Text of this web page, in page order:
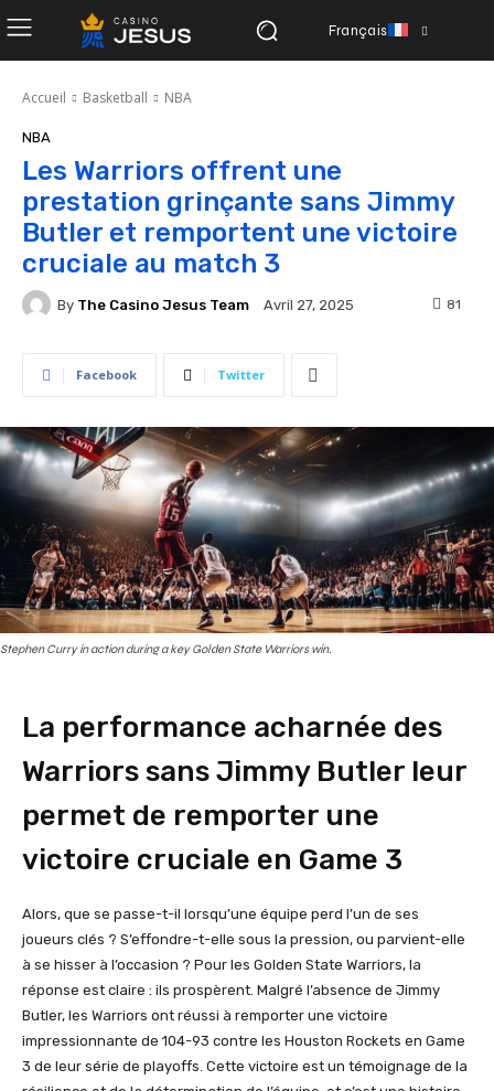
Français
Accueil Basketball NBA
NBA
Les Warriors offrent une
prestation grinçante sans Jimmy
Butler et remportent une victoire
cruciale au match 3
By The Casino Jesus Team Avril 27, 2025 81
Facebook Twitter
Stephen Curry in action during a key Golden State Warriors win.
La performance acharnée des
Warriors sans Jimmy Butler leur
permet de remporter une
victoire cruciale en Game 3
Alors, que se passe-t-il lorsqu’une équipe perd l’un de ses
joueurs clés ? S’effondre-t-elle sous la pression, ou parvient-elle
à se hisser à l’occasion ? Pour les Golden State Warriors, la
réponse est claire : ils prospèrent. Malgré l’absence de Jimmy
Butler, les Warriors ont réussi à remporter une victoire
impressionnante de 104-93 contre les Houston Rockets en Game
3 de leur série de playoffs. Cette victoire est un témoignage de la